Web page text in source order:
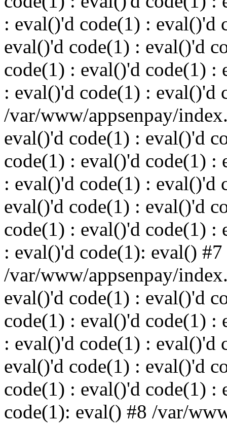
: eval()'d code(1) : eval()'d
eval()'d code(1) : eval()'d
code(1) : eval()'d code(1) :
: eval()'d code(1) : eval()'d
/var/www/appsenpay/
eval()'d code(1) : eval()'d
code(1) : eval()'d code(1) :
: eval()'d code(1) : eval()'d
eval()'d code(1) : eval()'d
code(1) : eval()'d code(1) :
: eval()'d code(1): eval() #7
/var/www/appsenpay/
eval()'d code(1) : eval()'d
code(1) : eval()'d code(1) :
: eval()'d code(1) : eval()'d
eval()'d code(1) : eval()'d
code(1) : eval()'d code(1) :
code(1): eval() #8 /var/